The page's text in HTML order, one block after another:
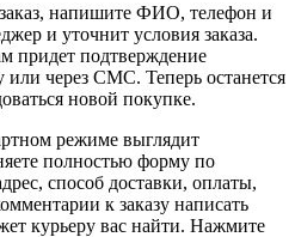
напишите ФИО, телефон и
и уточнит условия заказа.
придет подтверждение
или через СМС. Теперь останется
новой покупке.
режиме выглядит
полностью форму по
способ доставки, оплаты,
к заказу написать
курьеру вас найти. Нажмите